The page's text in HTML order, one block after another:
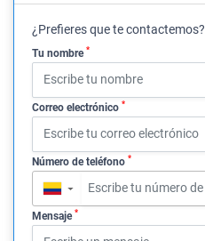
¿Prefieres que te contactemos?
Tu nombre *
Correo electrónico *
Número de teléfono *
▼
Mensaje *